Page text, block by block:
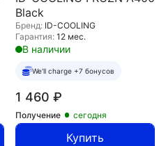
Black
Бренд: ID-COOLING
Гарантия: 12 мес.
В наличии
We'll charge +7 бонусов
1 460 ₽
Получение сегодня
Купить